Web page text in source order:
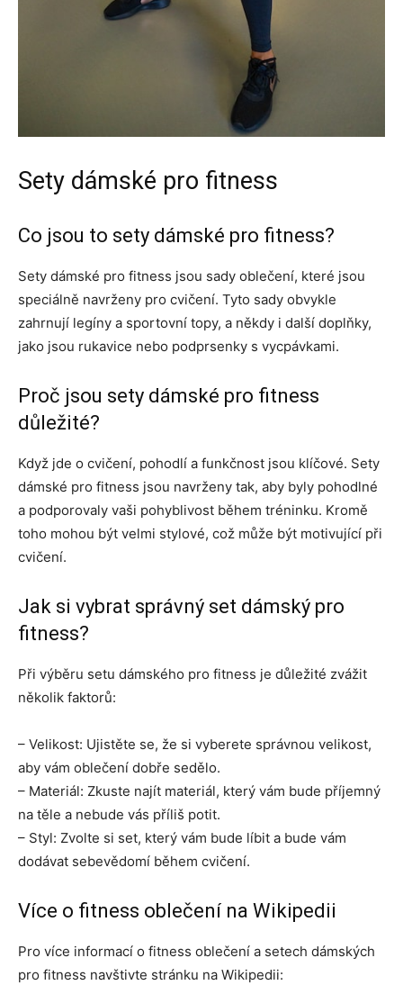
Sety dámské pro fitness
Co jsou to sety dámské pro fitness?
Sety dámské pro fitness jsou sady oblečení, které jsou
speciálně navrženy pro cvičení. Tyto sady obvykle
zahrnují legíny a sportovní topy, a někdy i další doplňky,
jako jsou rukavice nebo podprsenky s vycpávkami.
Proč jsou sety dámské pro fitness
důležité?
Když jde o cvičení, pohodlí a funkčnost jsou klíčové. Sety
dámské pro fitness jsou navrženy tak, aby byly pohodlné
a podporovaly vaši pohyblivost během tréninku. Kromě
toho mohou být velmi stylové, což může být motivující při
cvičení.
Jak si vybrat správný set dámský pro
fitness?
Při výběru setu dámského pro fitness je důležité zvážit
několik faktorů:
– Velikost: Ujistěte se, že si vyberete správnou velikost,
aby vám oblečení dobře sedělo.
– Materiál: Zkuste najít materiál, který vám bude příjemný
na těle a nebude vás příliš potit.
– Styl: Zvolte si set, který vám bude líbit a bude vám
dodávat sebevědomí během cvičení.
Více o fitness oblečení na Wikipedii
Pro více informací o fitness oblečení a setech dámských
pro fitness navštivte stránku na Wikipedii: